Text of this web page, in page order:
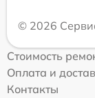
© 2026
Стоимость
Оплата и
Контакты